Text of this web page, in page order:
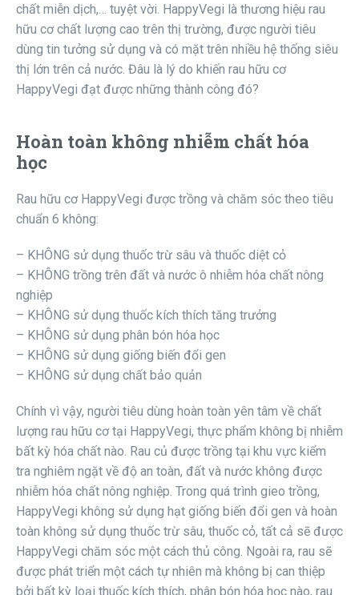
chất miễn dịch,… tuyệt vời. HappyVegi là thương hiệu rau
hữu cơ chất lượng cao trên thị trường, được người tiêu
dùng tin tưởng sử dụng và có mặt trên nhiều hệ thống siêu
thị lớn trên cả nước. Đâu là lý do khiến rau hữu cơ
HappyVegi đạt được những thành công đó?
Hoàn toàn không nhiễm chất hóa
học
Rau hữu cơ HappyVegi được trồng và chăm sóc theo tiêu
chuẩn 6 không:
– KHÔNG sử dụng thuốc trừ sâu và thuốc diệt cỏ
– KHÔNG trồng trên đất và nước ô nhiễm hóa chất nông
nghiệp
– KHÔNG sử dụng thuốc kích thích tăng trưởng
– KHÔNG sử dụng phân bón hóa học
– KHÔNG sử dụng giống biến đổi gen
– KHÔNG sử dụng chất bảo quản
Chính vì vậy, người tiêu dùng hoàn toàn yên tâm về chất
lượng rau hữu cơ tại HappyVegi, thực phẩm không bị nhiễm
bất kỳ hóa chất nào. Rau củ được trồng tại khu vực kiểm
tra nghiêm ngặt về độ an toàn, đất và nước không được
nhiễm hóa chất nông nghiệp. Trong quá trình gieo trồng,
HappyVegi không sử dụng hạt giống biến đổi gen và hoàn
toàn không sử dụng thuốc trừ sâu, thuốc cỏ, tất cả sẽ được
HappyVegi chăm sóc một cách thủ công. Ngoài ra, rau sẽ
được phát triển một cách tự nhiên mà không bị can thiệp
bởi bất kỳ loại thuốc kích thích, phân bón hóa học nào, rau